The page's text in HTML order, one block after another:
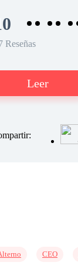
Reseñas
Leer
CEO